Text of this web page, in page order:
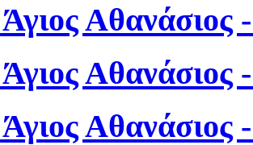
Αθανάσιος
Αθανάσιος
Αθανάσιος